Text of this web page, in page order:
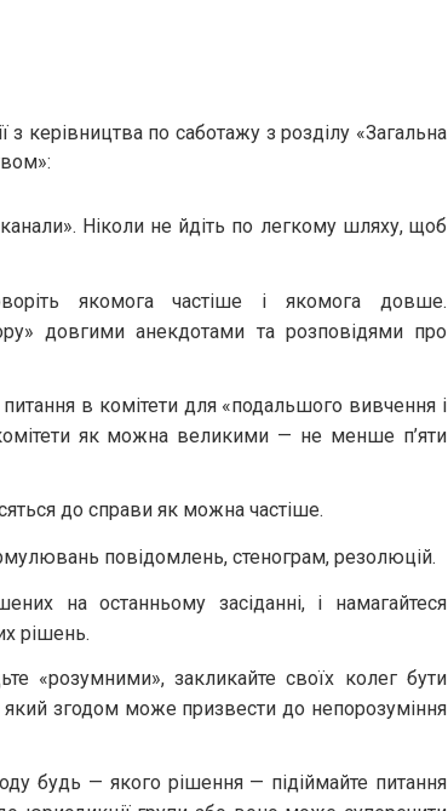
з керівництва по саботажу з розділу «Загальна
Ніколи не йдіть по легкому шляху, щоб
якомога частіше і якомога довше.
довгими анекдотами та розповідями про
в комітети для «подальшого вивчення і
як можна великими — не менше п’яти
до справи як можна частіше.
повідомлень, стенограм, резолюцій.
на останньому засіданні, і намагайтеся
рішень.
«розумними», закликайте своїх колег бути
який згодом може призвести до непорозуміння
будь — якого рішення — підіймайте питання